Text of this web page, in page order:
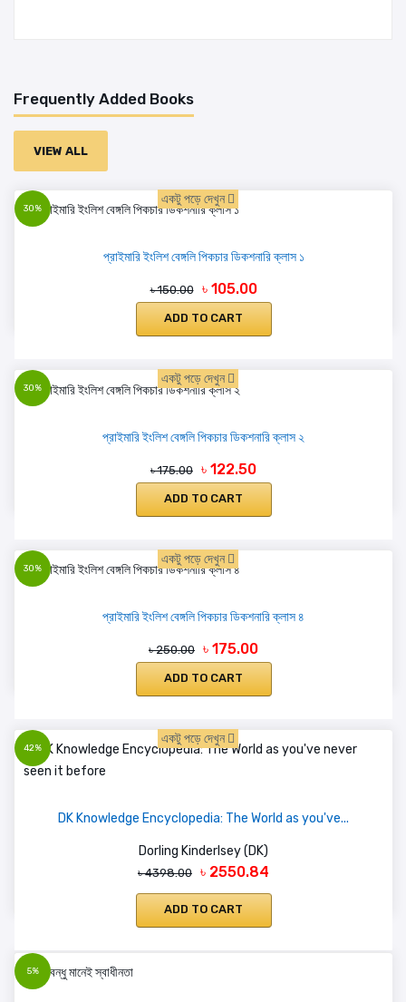
Frequently Added Books
VIEW ALL
30%
একটু পড়ে দেখুন
প্রাইমারি ইংলিশ বেঙ্গলি পিকচার ডিকশনারি ক্লাস ১
৳ 150.00 ৳ 105.00
ADD TO CART
30%
একটু পড়ে দেখুন
প্রাইমারি ইংলিশ বেঙ্গলি পিকচার ডিকশনারি ক্লাস ২
৳ 175.00 ৳ 122.50
ADD TO CART
30%
একটু পড়ে দেখুন
প্রাইমারি ইংলিশ বেঙ্গলি পিকচার ডিকশনারি ক্লাস ৪
৳ 250.00 ৳ 175.00
ADD TO CART
42%
একটু পড়ে দেখুন
DK Knowledge Encyclopedia: The World as you've...
Dorling Kinderlsey (DK)
৳ 4398.00 ৳ 2550.84
ADD TO CART
5%